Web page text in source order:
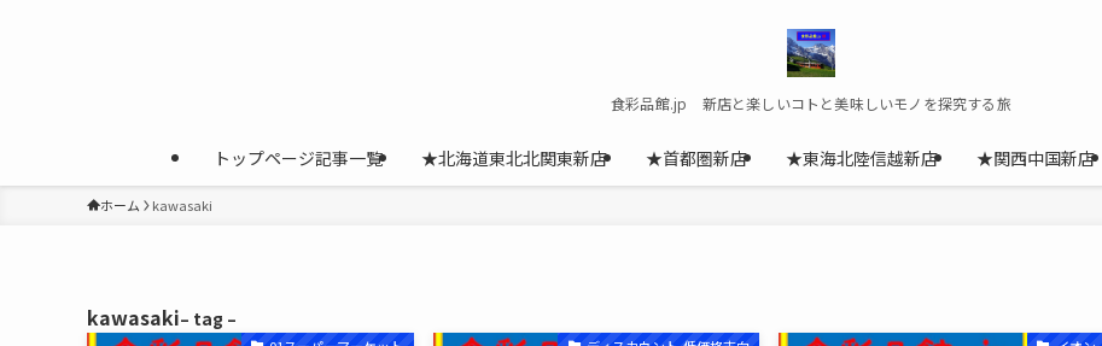
食彩品館.jp 新店と楽しいコトと美味しいモノを探究する旅
トップページ記事一覧 ★北海道東北北関東新店 ★首都圏新店 ★東海北陸信越新店 ★関西中国新店
ホーム kawasaki
kawasaki– tag –